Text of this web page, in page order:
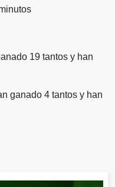
19 tantos y han
ganado 4 tantos y han